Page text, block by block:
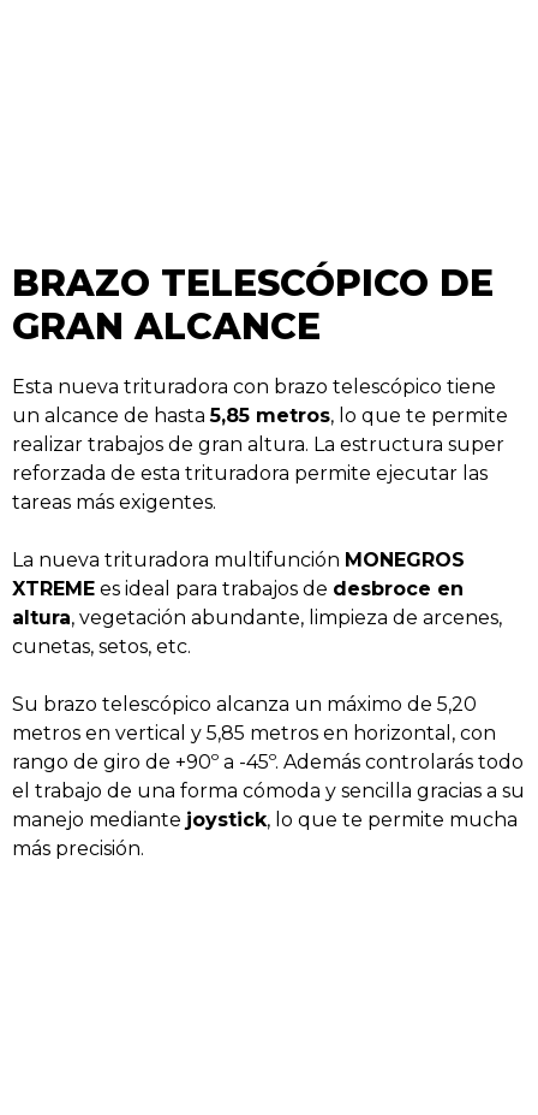
BRAZO TELESCÓPICO DE
GRAN ALCANCE
Esta nueva trituradora con brazo telescópico tiene
un alcance de hasta5,85 metros, lo que te permite
realizar trabajos de gran altura. La estructura super
reforzada de esta trituradora permite ejecutar las
tareas más exigentes.
La nueva trituradora multifunción MONEGROS
XTREME es ideal para trabajos de desbroce en
altura, vegetación abundante, limpieza de arcenes,
cunetas, setos, etc.
Su brazo telescópico alcanza un máximo de 5,20
metros en vertical y 5,85 metros en horizontal, con
rango de giro de +90º a -45º. Además controlarás todo
el trabajo de una forma cómoda y sencilla gracias a su
manejo mediante joystick, lo que te permite mucha
más precisión.